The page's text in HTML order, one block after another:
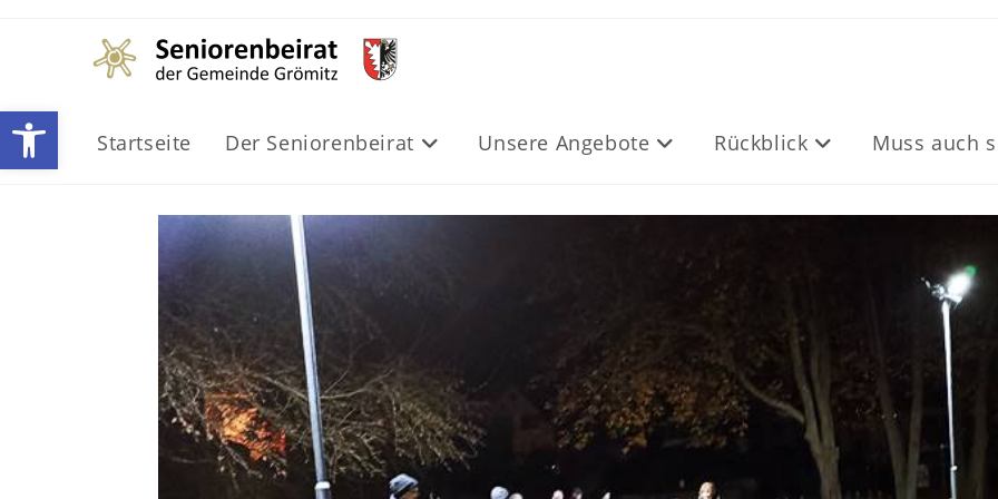
Werkzeugleiste öffnen
Startseite Der Seniorenbeirat Unsere Angebote Rückblick Muss auch